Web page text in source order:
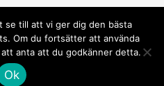
se till att vi ger dig den bästa
Om du fortsätter att använda
anta att du godkänner detta.
Ok